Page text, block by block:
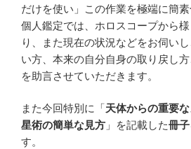
だけを使い」この作業を極端に簡素
個人鑑定では、ホロスコープから
り、また現在の状況などをお伺い
い方、本来の自分自身の取り戻し
を助言させていただきます。
また今回特別に「天体からの重要
星術の簡単な見方 」を記載した冊子
す。